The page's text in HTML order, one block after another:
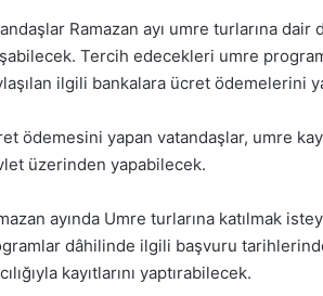
Ramazan ayı umre turlarına
Tercih edecekleri umre
ilgili bankalara ücret ödemelerini
ödemesini yapan vatandaşlar, umre
üzerinden yapabilecek.
ayında Umre turlarına katılmak
dâhilinde ilgili başvuru
kayıtlarını yaptırabilecek.